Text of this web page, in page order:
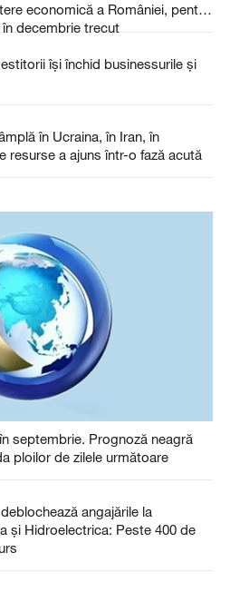
economică a României, pentru
decembrie trecut
îşi închid businessurile şi
în Ucraina, în Iran, în
resurse a ajuns într-o fază acută
septembrie. Prognoză neagră
ploilor de zilele următoare
angajările la
și Hidroelectrica: Peste 400 de